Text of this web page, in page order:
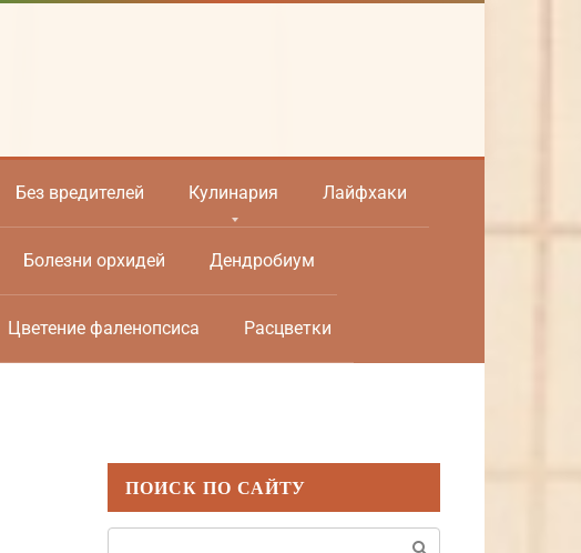
Без вредителей Кулинария Лайфхаки
Болезни орхидей Дендробиум
Цветение фаленопсиса Расцветки
ПОИСК ПО САЙТУ